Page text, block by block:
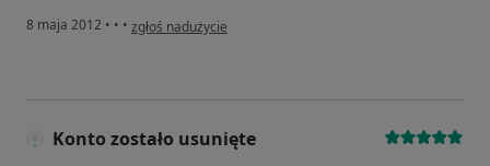
8 maja 2012 • • • w opinii użytkownika Konto zostało usunięte
zgłoś nadużycie
Konto zostało usunięte